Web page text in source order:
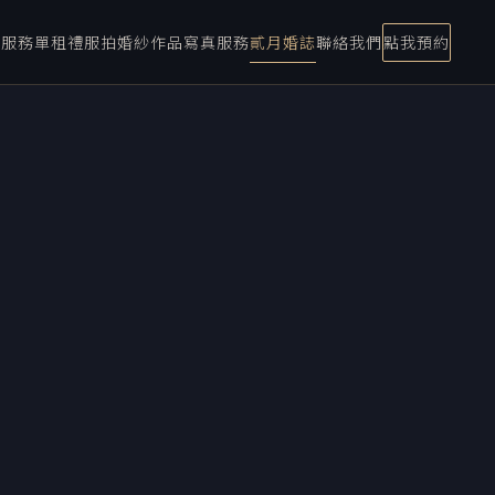
務單租禮服拍婚紗作品寫真服務貳月婚誌聯絡我們 點我預約